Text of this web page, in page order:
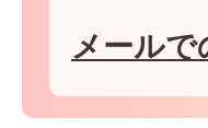
メール